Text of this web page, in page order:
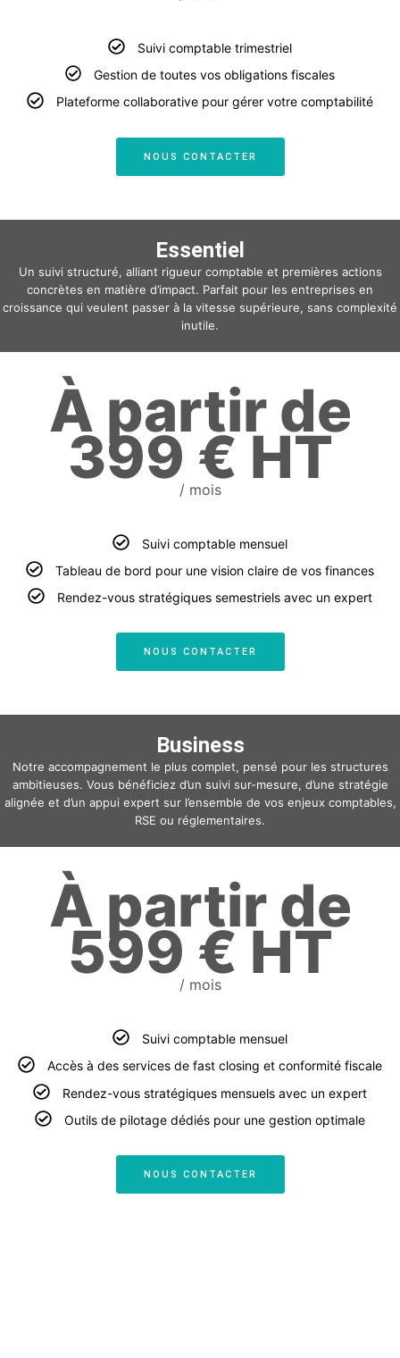
Suivi comptable trimestriel
Gestion de toutes vos obligations fiscales
Plateforme collaborative pour gérer votre comptabilité
NOUS CONTACTER
Essentiel
Un suivi structuré, alliant rigueur comptable et premières actions
concrètes en matière d’impact. Parfait pour les entreprises en
croissance qui veulent passer à la vitesse supérieure, sans complexité
inutile.
À partir de
399 € HT
/ mois
Suivi comptable mensuel
Tableau de bord pour une vision claire de vos finances
Rendez-vous stratégiques semestriels avec un expert
NOUS CONTACTER
Business
Notre accompagnement le plus complet, pensé pour les structures
ambitieuses. Vous bénéficiez d’un suivi sur-mesure, d’une stratégie
alignée et d’un appui expert sur l’ensemble de vos enjeux comptables,
RSE ou réglementaires.
À partir de
599 € HT
/ mois
Suivi comptable mensuel
Accès à des services de fast closing et conformité fiscale
Rendez-vous stratégiques mensuels avec un expert
Outils de pilotage dédiés pour une gestion optimale
NOUS CONTACTER